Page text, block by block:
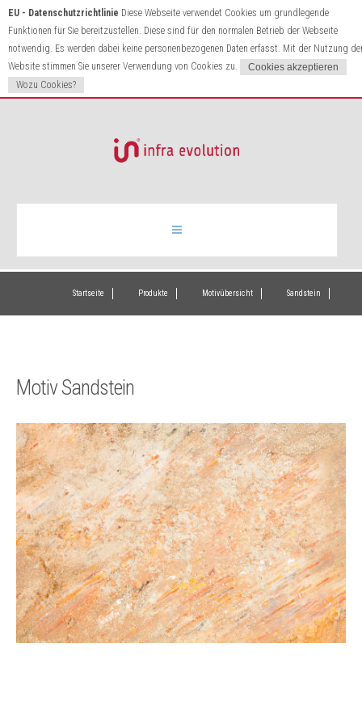
EU - Datenschutzrichtlinie Diese Webseite verwendet Cookies um grundlegende
Funktionen für Sie bereitzustellen. Diese sind für den normalen Betrieb der Webseite
notwendig. Es werden dabei keine personenbezogenen Daten erfasst. Mit der Nutzung
Website stimmen Sie unserer Verwendung von Cookies zu.
Wozu Cookies?
Infrarotheizung
Kontakt
Startseite Produkte Motivübersicht Sandstein
Motiv Sandstein